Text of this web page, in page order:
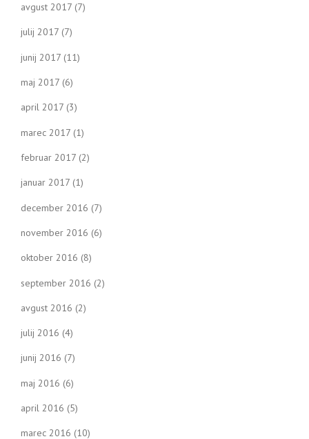
avgust 2017 (7)
julij 2017 (7)
junij 2017 (11)
maj 2017 (6)
april 2017 (3)
marec 2017 (1)
februar 2017 (2)
januar 2017 (1)
december 2016 (7)
november 2016 (6)
oktober 2016 (8)
september 2016 (2)
avgust 2016 (2)
julij 2016 (4)
junij 2016 (7)
maj 2016 (6)
april 2016 (5)
marec 2016 (10)